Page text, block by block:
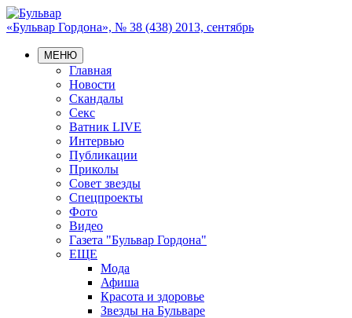
«Бульвар Гордона», № 38 (438) 2013, сентябрь
МЕНЮ
Главная
Новости
Скандалы
Секс
Ватник LIVE
Интервью
Публикации
Приколы
Совет звезды
Спецпроекты
Фото
Видео
Газета "Бульвар Гордона"
ЕЩЕ
Мода
Афиша
Красота и здоровье
Звезды на Бульваре